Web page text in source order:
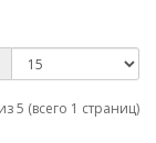
5 (всего 1 страниц)